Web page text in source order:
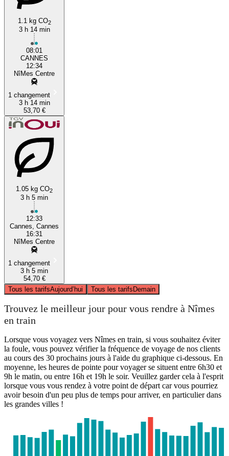
1.1 kg CO2
3 h 14 min
08:01
CANNES
12:34
NîMes Centre
1 changement
3 h 14 min
53,70 €
1.05 kg CO2
3 h 5 min
12:33
Cannes, Cannes
16:31
NîMes Centre
1 changement
3 h 5 min
54,70 €
Tous les tarifsAujourd’hui Tous les tarifsDemain
Trouvez le meilleur jour pour vous rendre à Nîmes
en train
Lorsque vous voyagez vers Nîmes en train, si vous souhaitez éviter
la foule, vous pouvez vérifier la fréquence de voyage de nos clients
au cours des 30 prochains jours à l'aide du graphique ci-dessous. En
moyenne, les heures de pointe pour voyager se situent entre 6h30 et
9h le matin, ou entre 16h et 19h le soir. Veuillez garder cela à l'esprit
lorsque vous vous rendez à votre point de départ car vous pourriez
avoir besoin d'un peu plus de temps pour arriver, en particulier dans
les grandes villes !